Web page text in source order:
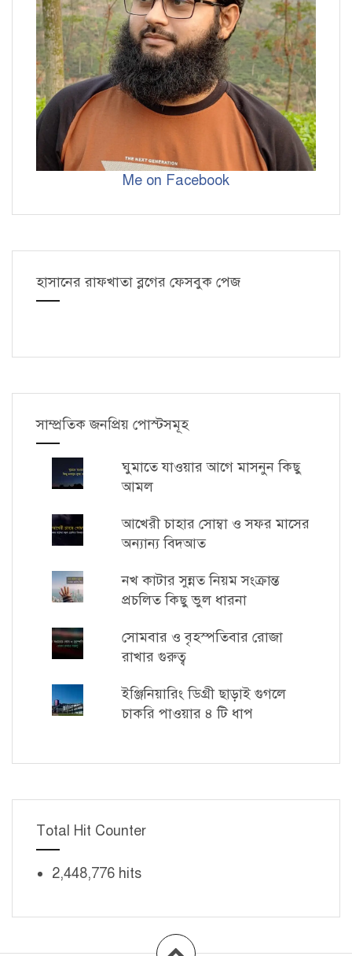
Me on Facebook
হাসানের রাফখাতা ব্লগের ফেসবুক পেজ
সাম্প্রতিক জনপ্রিয় পোস্টসমূহ
ঘুমাতে যাওয়ার আগে মাসনুন কিছু
আমল
আখেরী চাহার সোম্বা ও সফর মাসের
অন্যান্য বিদআত
নখ কাটার সুন্নত নিয়ম সংক্রান্ত
প্রচলিত কিছু ভুল ধারনা
সোমবার ও বৃহস্পতিবার রোজা
রাখার গুরুত্ব
ইঞ্জিনিয়ারিং ডিগ্রী ছাড়াই গুগলে
চাকরি পাওয়ার ৪ টি ধাপ
Total Hit Counter
2,448,776 hits